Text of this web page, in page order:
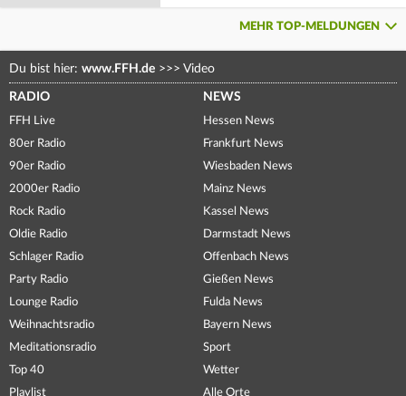
MEHR TOP-MELDUNGEN
Du bist hier: www.FFH.de >>> Video
RADIO
FFH Live
80er Radio
90er Radio
2000er Radio
Rock Radio
Oldie Radio
Schlager Radio
Party Radio
Lounge Radio
Weihnachtsradio
Meditationsradio
Top 40
Playlist
NEWS
Hessen News
Frankfurt News
Wiesbaden News
Mainz News
Kassel News
Darmstadt News
Offenbach News
Gießen News
Fulda News
Bayern News
Sport
Wetter
Alle Orte